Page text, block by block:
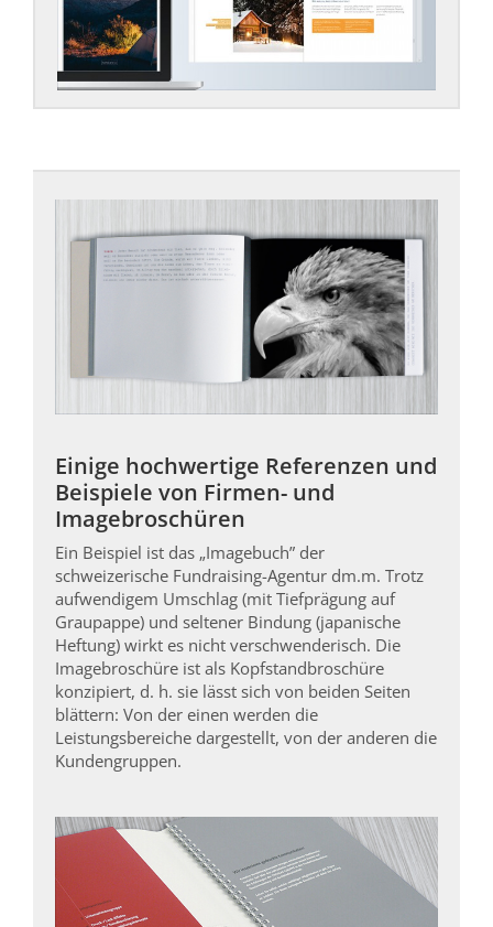
Einige hochwertige Referenzen und
Beispiele von Firmen- und
Imagebroschüren
Ein Beispiel ist das „Imagebuch” der
schweizerische Fundraising-Agentur dm.m. Trotz
aufwendigem Umschlag (mit Tiefprägung auf
Graupappe) und seltener Bindung (japanische
Heftung) wirkt es nicht verschwenderisch. Die
Imagebroschüre ist als Kopfstandbroschüre
konzipiert, d. h. sie lässt sich von beiden Seiten
blättern: Von der einen werden die
Leistungsbereiche dargestellt, von der anderen die
Kundengruppen.